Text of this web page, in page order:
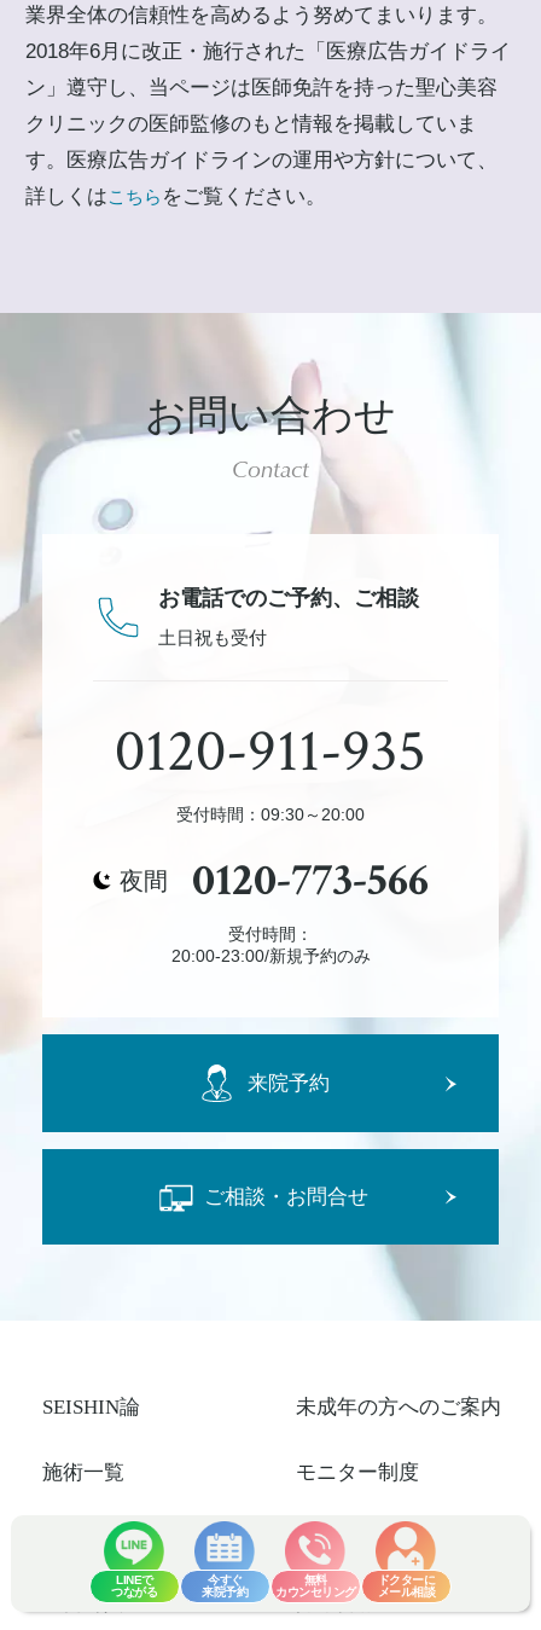
LINEで
つながる
今すぐ
来院予約
無料
カウンセリング
ドクターに
メール相談
業界全体の信頼性を高めるよう努めてまいります。
2018年6月に改正・施行された「医療広告ガイドライ
ン」遵守し、当ページは医師免許を持った聖心美容
クリニックの医師監修のもと情報を掲載していま
す。医療広告ガイドラインの運用や方針について、
詳しくはこちら をご覧ください。
お問い合わせ
Contact
お電話でのご予約、 ご相談
土日祝も受付
0120-911-935
受付時間：09:30～20:00
夜間 0120-773-566
受付時間：
20:00-23:00/新規予約のみ
来院予約
ご相談・お問合せ
SEISHIN論
施術一覧
料金・費用
症例写真
未成年の方へのご案内
モニター制度
聖心メンバーズクラブ
採用情報